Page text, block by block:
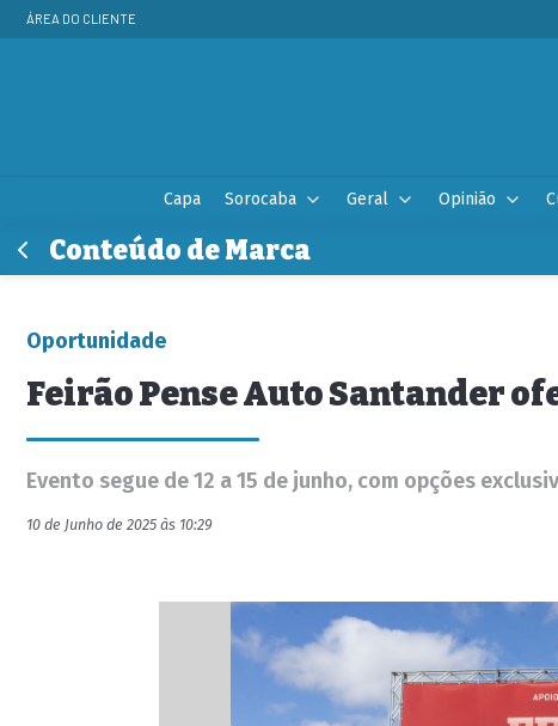
ÁREA DO CLIENTE
Capa Sorocaba Geral Opinião
Conteúdo de Marca
Oportunidade
Feirão Pense Auto Santander
Evento segue de 12 a 15 de junho, com opções
10 de Junho de 2025 às 10:29